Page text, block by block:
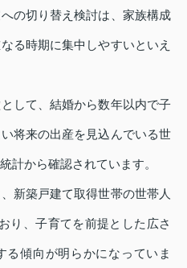
の切り替え検討は、家族構成
る時期に集中しやすいといえ
して、結婚から数年以内で子
将来の出産を見込んでいる世
計から確認されています。
新築戸建て取得世帯の世帯人
り、子育てを前提とした広さ
る傾向が明らかになっていま